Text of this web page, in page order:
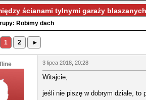
ścianami tylnymi garaży blaszanych
Robimy dach
1 2 ▸
3 lipca 2018, 20:28
Witajcie,
jeśli nie piszę w dobrym dziale, to